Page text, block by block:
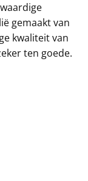
gemaakt van
kwaliteit van
ten goede.